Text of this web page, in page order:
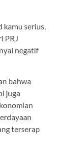
kamu serius,
PRJ
negatif
bahwa
juga
terserap